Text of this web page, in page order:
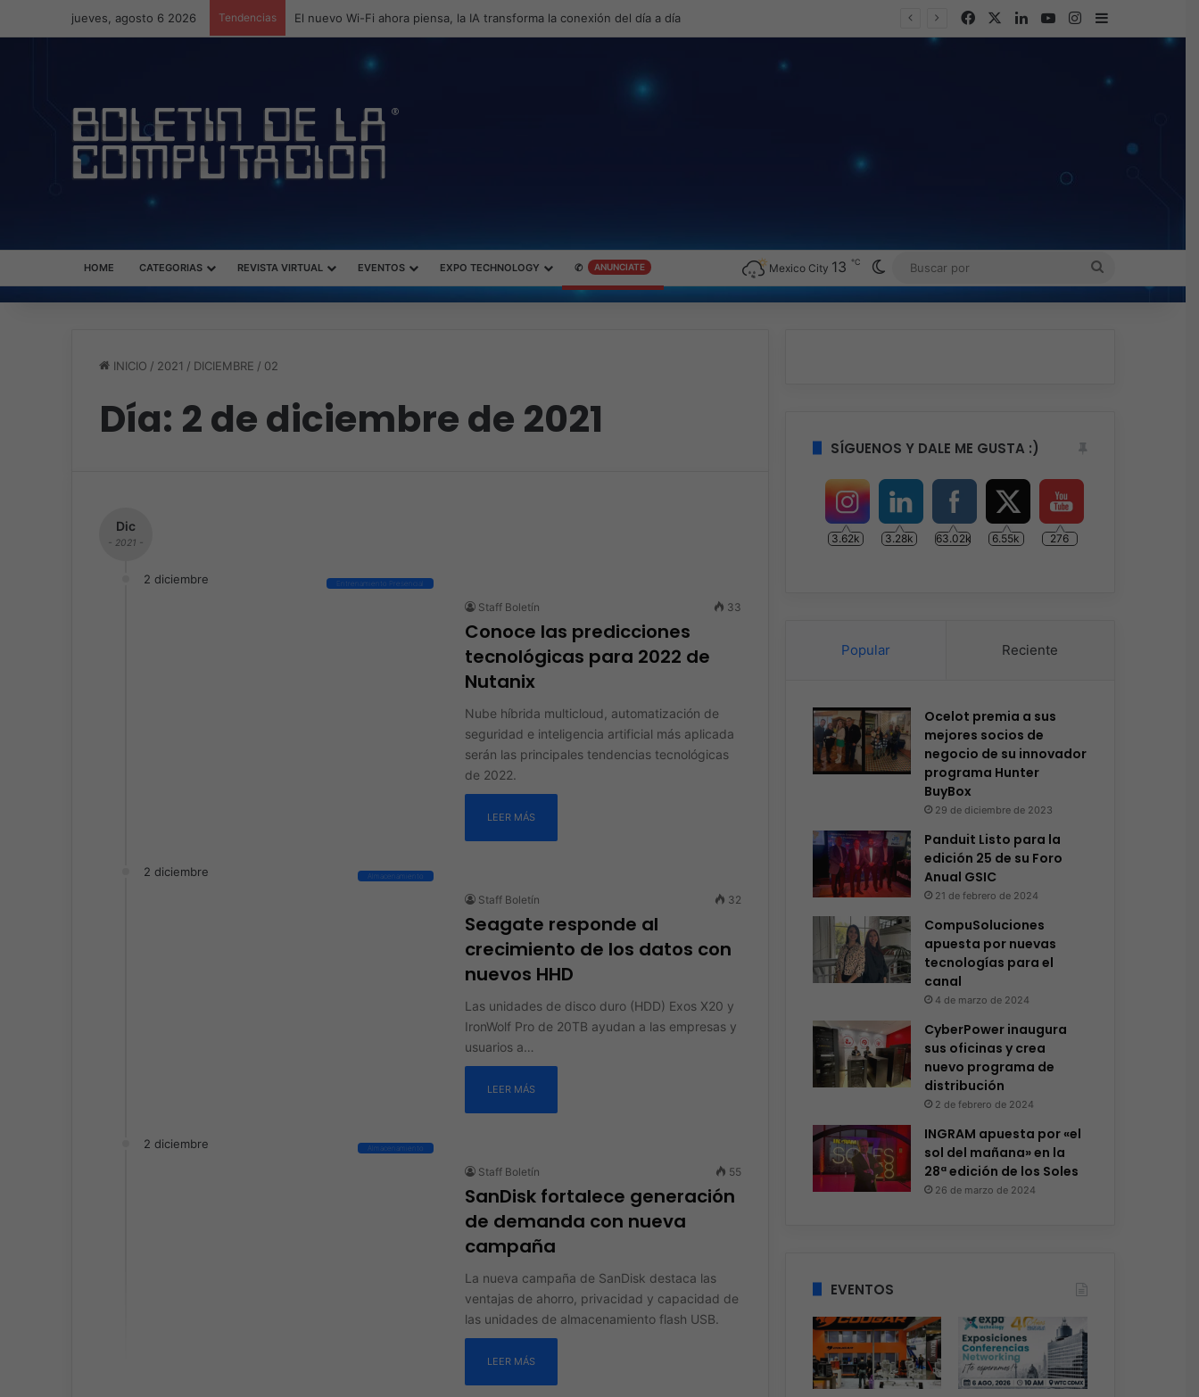
jueves, agosto 6 2026 Tendencias ASUS redefine la productividad y el gaming con la experiencia Duo FacebookLinkedInYouTubeInstagram
Barra lateral
HOME CATEGORIAS REVISTA VIRTUAL EVENTOS EXPO TECHNOLOGY ✆ ANUNCIATE Mexico City 13 ℃ Switch skin
BUSCAR
POR
INICIO / 2021 / DICIEMBRE / 02
Día: 2 de diciembre de 2021
Dic
- 2021 -
2 diciembre Entrenamiento Presencial
Staff Boletín 33
Conoce las predicciones
tecnológicas para 2022 de
Nutanix
Nube híbrida multicloud, automatización de
seguridad e inteligencia artificial más aplicada
serán las principales tendencias tecnológicas
de 2022.
LEER MÁS
2 diciembre Almacenamiento
Staff Boletín 32
Seagate responde al
crecimiento de los datos con
nuevos HHD
Las unidades de disco duro (HDD) Exos X20 y
IronWolf Pro de 20TB ayudan a las empresas y
usuarios a…
LEER MÁS
2 diciembre Almacenamiento
Staff Boletín 55
SanDisk fortalece generación
de demanda con nueva
campaña
La nueva campaña de SanDisk destaca las
ventajas de ahorro, privacidad y capacidad de
las unidades de almacenamiento flash USB.
LEER MÁS
SÍGUENOS Y DALE ME GUSTA :)
3.62k 3.28k 63.02k 6.55k 276
Popular Reciente
Ocelot premia a sus
mejores socios de
negocio de su innovador
programa Hunter
BuyBox
29 de diciembre de 2023
Panduit Listo para la
edición 25 de su Foro
Anual GSIC
21 de febrero de 2024
CompuSoluciones
apuesta por nuevas
tecnologías para el
canal
4 de marzo de 2024
CyberPower inaugura
sus oficinas y crea
nuevo programa de
distribución
2 de febrero de 2024
INGRAM apuesta por «el
sol del mañana» en la
28ª edición de los Soles
26 de marzo de 2024
EVENTOS